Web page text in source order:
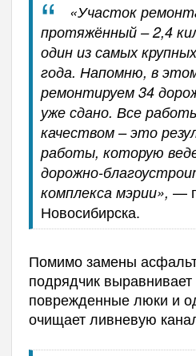
«Участок
протяжённый – 2,4
один из самых
года. Напомню, в
ремонтируем 34
уже сдано. Все
качеством – это
работы, которую
дорожно-
комплекса мэрии», —
Новосибирска.
Помимо замены
подрядчик
поврежденные люки и
очищает ливневую